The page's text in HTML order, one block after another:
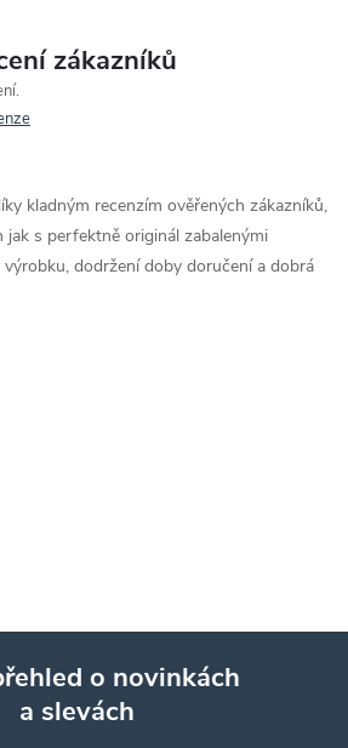
zákazníků
kladným recenzím ověřených zákazníků,
jak s perfektně originál zabalenými
dodržení doby doručení a dobrá
o novinkách
a slevách